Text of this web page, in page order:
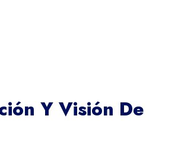
Y Visión De